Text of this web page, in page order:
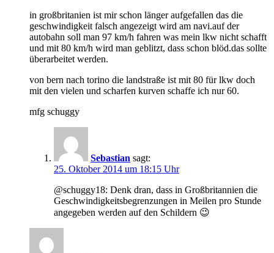
in großbritanien ist mir schon länger aufgefallen das die
geschwindigkeit falsch angezeigt wird am navi.auf der
autobahn soll man 97 km/h fahren was mein lkw nicht schafft
und mit 80 km/h wird man geblitzt, dass schon blöd.das sollte
überarbeitet werden.
von bern nach torino die landstraße ist mit 80 für lkw doch
mit den vielen und scharfen kurven schaffe ich nur 60.
mfg schuggy
Sebastian sagt:
25. Oktober 2014 um 18:15 Uhr
@schuggy18: Denk dran, dass in Großbritannien die
Geschwindigkeitsbegrenzungen in Meilen pro Stunde
angegeben werden auf den Schildern 😉